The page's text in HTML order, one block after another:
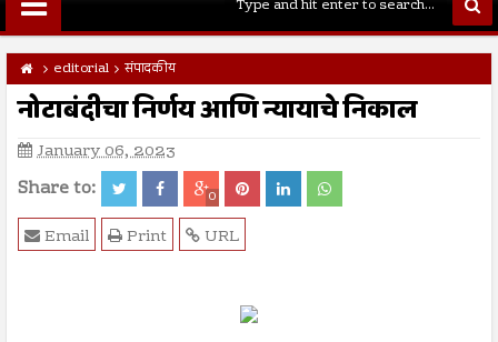
editorial संपादकीय
नोटाबंदीचा निर्णय आणि न्यायाचे निकाल
January 06, 2023
Share to: 0
URL
Print
Email